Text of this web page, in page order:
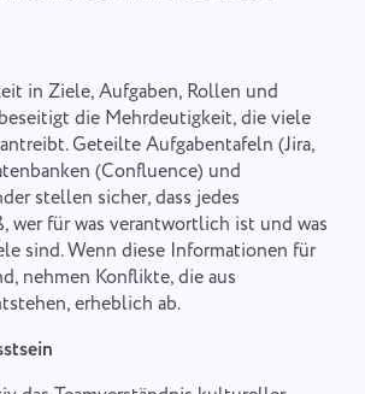
in Ziele, Aufgaben, Rollen und
die Mehrdeutigkeit, die viele
Geteilte Aufgabentafeln (Jira,
(Confluence) und
stellen sicher, dass jedes
wer für was verantwortlich ist und was
sind. Wenn diese Informationen für
nehmen Konflikte, die aus
erheblich ab.